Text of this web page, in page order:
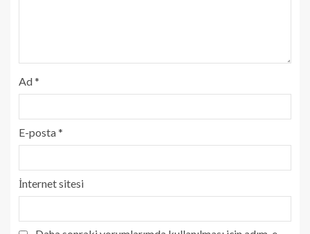
Ad*
E-posta*
İnternet sitesi